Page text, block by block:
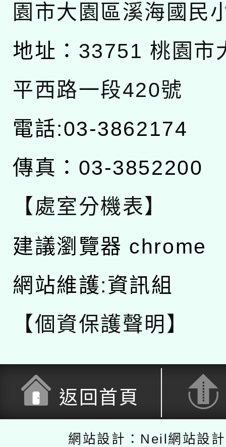
園市大園區溪海國民
地址： 33751 桃園市
平西路一段420號
電話:03-3862174
傳真：03-3852200
【處室分機表】
建議瀏覽器 chrome
網站維護:資訊組
【個資保護聲明】
返回首頁
網站設計：Neil網站設